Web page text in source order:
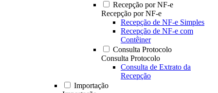
Recepção por NF-e
Recepção por NF-e
Recepção de NF-e Simples
Recepção de NF-e com
Contêiner
Consulta Protocolo
Consulta Protocolo
Consulta de Extrato da
Recepção
Importação